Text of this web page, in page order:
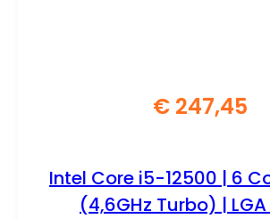
€ 247,45
Intel Core i5-12500 | 6
(4,6GHz Turbo) | LGA